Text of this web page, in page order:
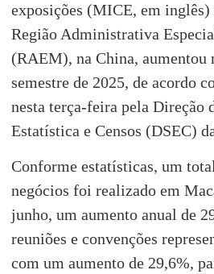
exposições (MICE, em inglês)
Região Administrativa
(RAEM), na China, aumentou
semestre de 2025, de acordo
nesta terça-feira pela Direção
Estatística e Censos (DSEC)
Conforme estatísticas, um
negócios foi realizado em
junho, um aumento anual de
reuniões e convenções
com um aumento de 29,6%,